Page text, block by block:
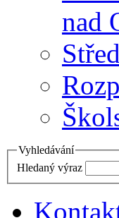
nad
Vyhledávání
Hledaný výraz